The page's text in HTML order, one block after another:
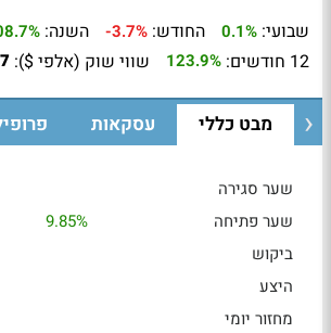
שבועי: 0.1% החודש: -3.7% השנה:
12 חודשים: 123.9% שווי שוק (אלפי $): 7
מבט כללי עסקאות
שער סגירה
שער פתיחה
9.85%
ביקוש
היצע
מחזור יומי